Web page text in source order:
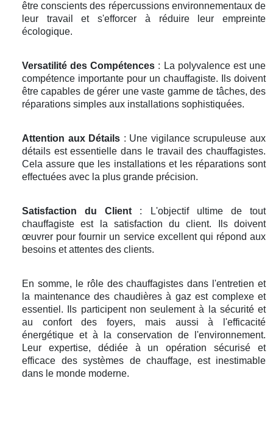
être conscients des répercussions environnementaux de
leur travail et s'efforcer à réduire leur empreinte
écologique.
Versatilité des Compétences : La polyvalence est une
compétence importante pour un chauffagiste. Ils doivent
être capables de gérer une vaste gamme de tâches, des
réparations simples aux installations sophistiquées.
Attention aux Détails : Une vigilance scrupuleuse aux
détails est essentielle dans le travail des chauffagistes.
Cela assure que les installations et les réparations sont
effectuées avec la plus grande précision.
Satisfaction du Client: L'objectif ultime de tout
chauffagiste est la satisfaction du client. Ils doivent
œuvrer pour fournir un service excellent qui répond aux
besoins et attentes des clients.
En somme, le rôle des chauffagistes dans l'entretien et
la maintenance des chaudières à gaz est complexe et
essentiel. Ils participent non seulement à la sécurité et
au confort des foyers, mais aussi à l'efficacité
énergétique et à la conservation de l'environnement.
Leur expertise, dédiée à un opération sécurisé et
efficace des systèmes de chauffage, est inestimable
dans le monde moderne.